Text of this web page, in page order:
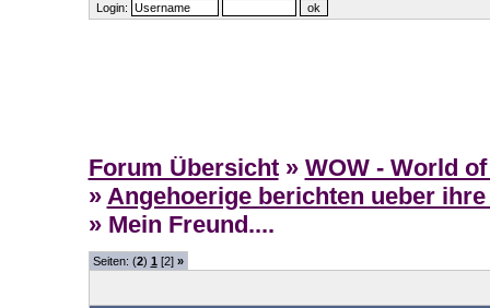
Login:
Forum Übersicht » WOW - World
» Angehoerige berichten ueber
» Mein Freund....
Seiten: (2) 1 [2] »